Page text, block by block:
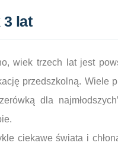
3 lat
wiek trzech lat jest
przedszkolną. Wiele
dla
ciekawe świata i